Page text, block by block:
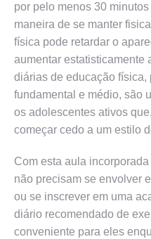
por pelo menos 30
maneira de se manter
física pode retardar o
aumentar estatisticamente
diárias de educação
fundamental e médio, são
os adolescentes ativos
começar cedo a um estilo
Com esta aula
não precisam se envolver
ou se inscrever em uma
diário recomendado de
conveniente para eles